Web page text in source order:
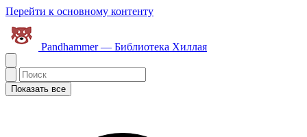
Перейти к основному контенту
Pandhammer — Библиотека Хиллая
Показать все